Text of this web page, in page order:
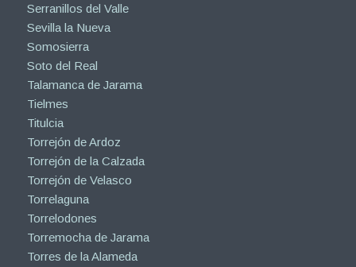
Serranillos del Valle
Sevilla la Nueva
Somosierra
Soto del Real
Talamanca de Jarama
Tielmes
Titulcia
Torrejón de Ardoz
Torrejón de la Calzada
Torrejón de Velasco
Torrelaguna
Torrelodones
Torremocha de Jarama
Torres de la Alameda